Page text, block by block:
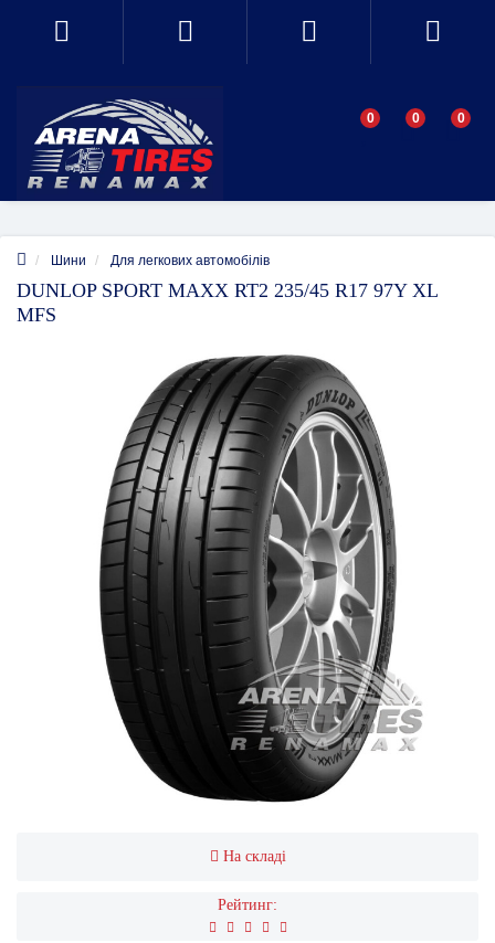
0 0 0
Шини Для легкових автомобілів
DUNLOP SPORT MAXX RT2 235/45 R17 97Y XL
MFS
На складі
Рейтинг: